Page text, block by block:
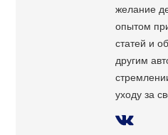
желание
опытом
статей и
другим
уходу за